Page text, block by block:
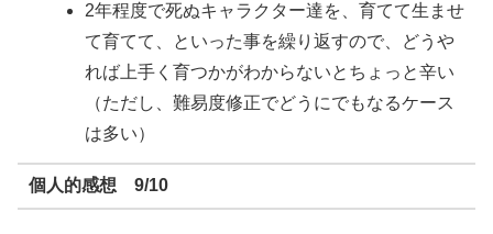
2年程度で死ぬキャラクター達を、育てて生ませ
て育てて、といった事を繰り返すので、どうや
れば上手く育つかがわからないとちょっと辛い
（ただし、難易度修正でどうにでもなるケース
は多い）
個人的感想 9/10